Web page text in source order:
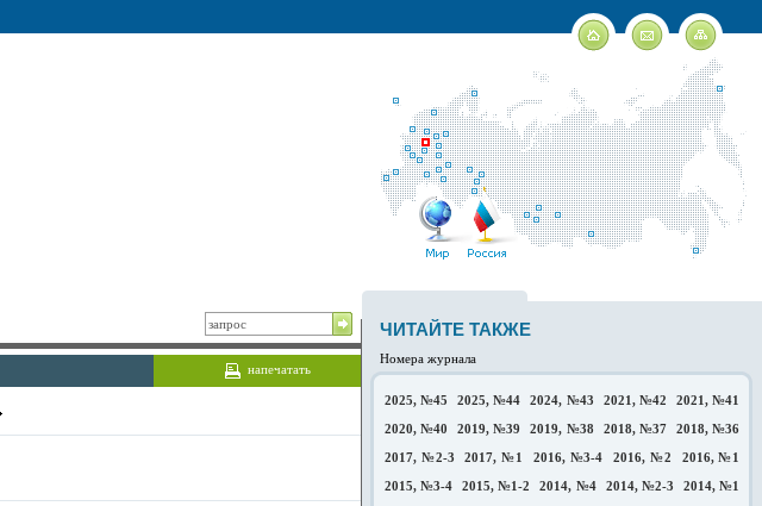
напечатать
ЧИТАЙТЕ ТАКЖЕ
Номера журнала
2025, №45 2025, №44 2024, №43 2021, №42
2021, №41
2020, №40
2019, №39 2019, №38 2018, №37
2018, №36
2017, №2-3
2017, №1 2016, №3-4 2016, №2
2016, №1
2015, №3-4
2015, №1-2 2014, №4 2014, №2-3
2014, №1